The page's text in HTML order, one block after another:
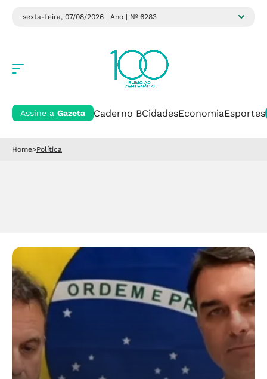
sexta-feira, 07/08/2026 | Ano | Nº 6283
Assine a Gazeta Caderno BCidadesEconomiaEsportes
Home>Política